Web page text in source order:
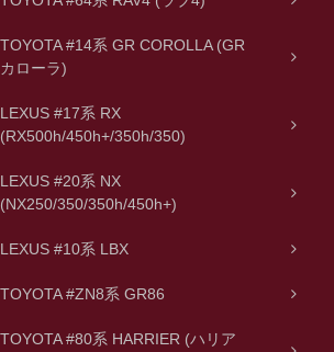
TOYOTA #14系 GR COROLLA (GR
カローラ)
LEXUS #17系 RX
(RX500h/450h+/350h/350)
LEXUS #20系 NX
(NX250/350/350h/450h+)
LEXUS #10系 LBX
TOYOTA #ZN8系 GR86
TOYOTA #80系 HARRIER (ハリア